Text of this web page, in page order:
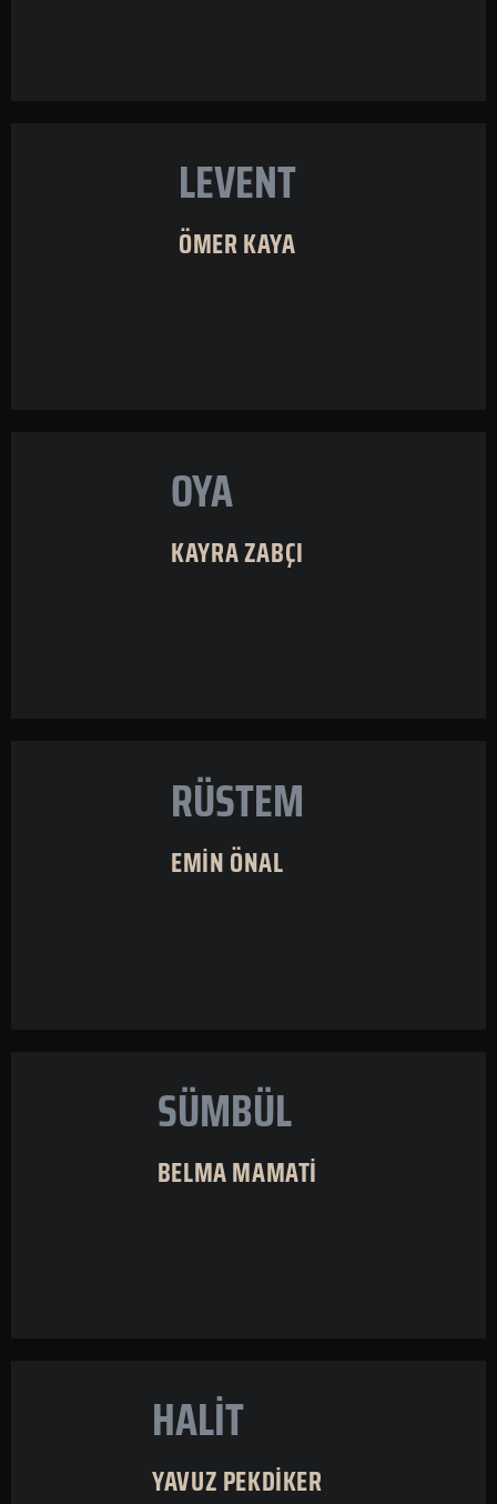
LEVENT
ÖMER KAYA
OYA
KAYRA ZABÇI
RÜSTEM
EMİN ÖNAL
SÜMBÜL
BELMA MAMATİ
HALİT
YAVUZ PEKDİKER